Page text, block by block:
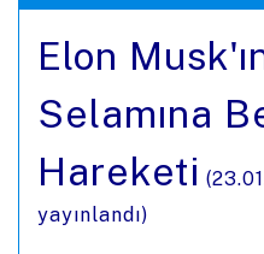
Elon
Selamına
Hareketi (
yayınlandı)